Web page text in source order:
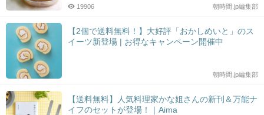
朝時間.jp編集部
19906
【2個で送料無料！】大好評「おかしめいと」のス
イーツ新登場 | お得なキャンペーン開催中
朝時間.jp編集部
【送料無料】人気料理家かな姐さんの新刊＆万能ナ
イフのセットが登場！｜Aima